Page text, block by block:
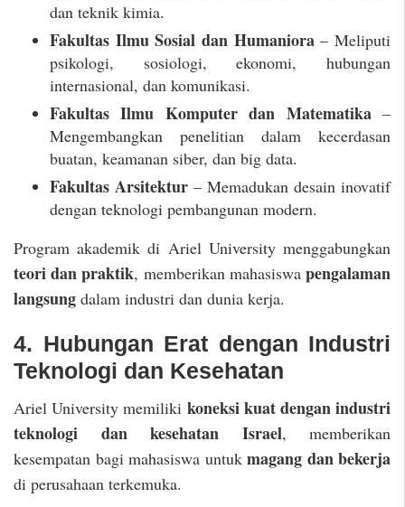
dan teknik kimia.
Fakultas Ilmu Sosial dan Humaniora– Meliputi
psikologi, sosiologi, ekonomi, hubungan
internasional, dan komunikasi.
Fakultas Ilmu Komputer dan Matematika–
Mengembangkan penelitian dalam kecerdasan
buatan, keamanan siber, dan big data.
Fakultas Arsitektur – Memadukan desain inovatif
dengan teknologi pembangunan modern.
Program akademik di Ariel University menggabungkan
teori dan praktik, memberikan mahasiswapengalaman
langsung dalam industri dan dunia kerja.
4. Hubungan Erat dengan Industri
Teknologi dan Kesehatan
Ariel University memiliki koneksi kuat dengan industri
teknologi dan kesehatan Israel, memberikan
kesempatan bagi mahasiswa untuk magang dan bekerja
di perusahaan terkemuka.